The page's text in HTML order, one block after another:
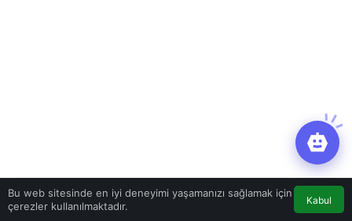
Bu web sitesinde en iyi deneyimi yaşamanızı sağlamak için
çerezler kullanılmaktadır.
Kabul